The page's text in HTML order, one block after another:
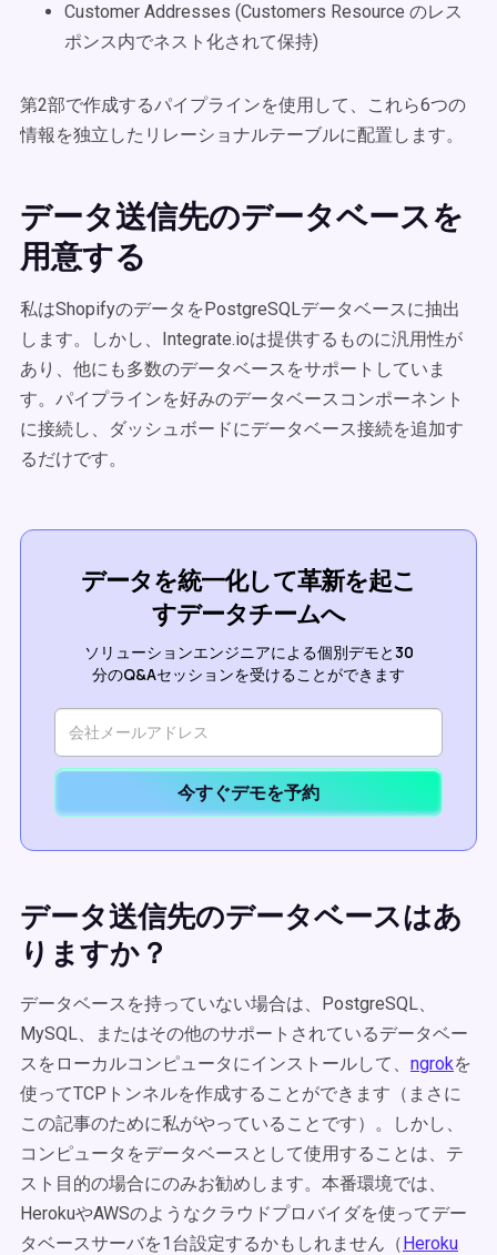
Customer Addresses (Customers Resource のレス
ポンス内でネスト化されて保持)
第2部で作成するパイプラインを使用して、これら6つの
情報を独立したリレーショナルテーブルに配置します。
データ送信先のデータベースを
用意する
私はShopifyのデータをPostgreSQLデータベースに抽出
します。しかし、Integrate.ioは提供するものに汎用性が
あり、他にも多数のデータベースをサポートしていま
す。パイプラインを好みのデータベースコンポーネント
に接続し、ダッシュボードにデータベース接続を追加す
るだけです。
データを統一化して革新を起こ
すデータチームへ
ソリューションエンジニアによる個別デモと30
分のQ&Aセッションを受けることができます
今すぐデモを予約
データ送信先のデータベースはあ
りますか？
データベースを持っていない場合は、PostgreSQL、
MySQL、またはその他のサポートされているデータベー
スをローカルコンピュータにインストールして、 ngrokを
使ってTCPトンネルを作成することができます（まさに
この記事のために私がやっていることです）。しかし、
コンピュータをデータベースとして使用することは、テ
スト目的の場合にのみお勧めします。本番環境では、
HerokuやAWSのようなクラウドプロバイダを使ってデー
タベースサーバを1台設定するかもしれません（Heroku